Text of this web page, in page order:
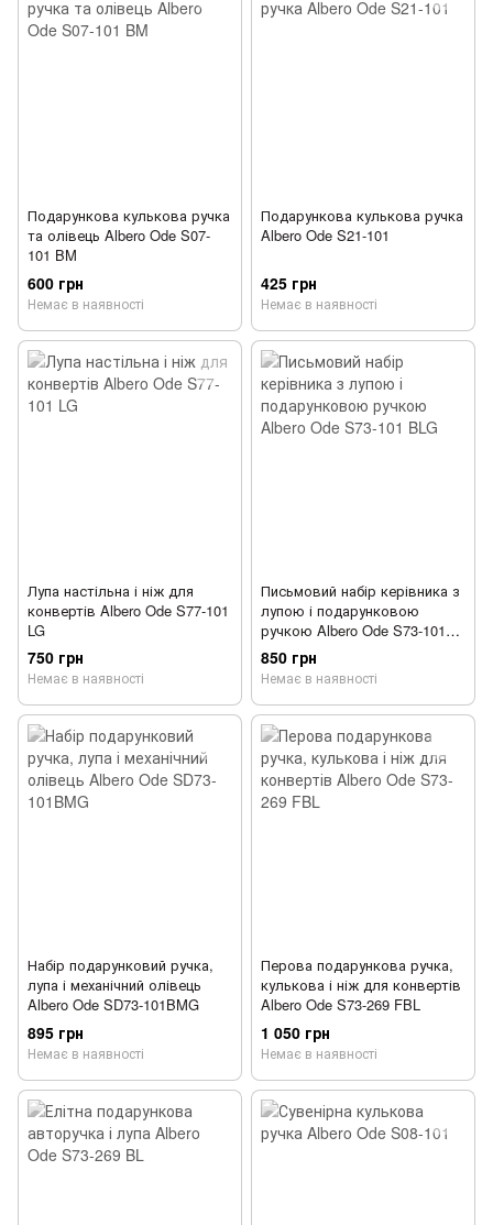
Подарункова кулькова ручка
та олівець Albero Ode S07-
101 BM
600 грн
Немає в наявності
Подарункова кулькова ручка
Albero Ode S21-101
425 грн
Немає в наявності
Лупа настільна і ніж для
конвертів Albero Ode S77-101
LG
750 грн
Немає в наявності
Письмовий набір керівника з
лупою і подарунковою
ручкою Albero Ode S73-101
BLG
850 грн
Немає в наявності
Набір подарунковий ручка,
лупа і механічний олівець
Albero Ode SD73-101BMG
895 грн
Немає в наявності
Перова подарункова ручка,
кулькова і ніж для конвертів
Albero Ode S73-269 FBL
1 050 грн
Немає в наявності